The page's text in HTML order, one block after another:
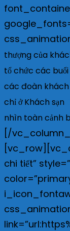
thượng của
tổ chức các
các đoàn khách
chỉ ở Khách sạn
nhìn toàn cảnh
[/
chi tiết”